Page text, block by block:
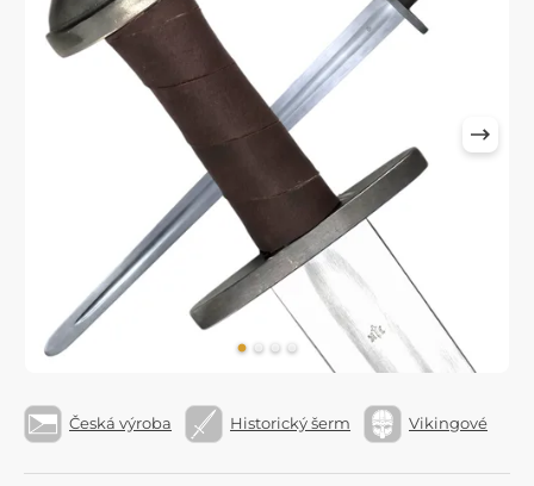
Česká výroba Historický šerm Vikingové